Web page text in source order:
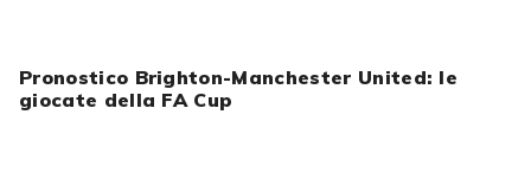
Pronostico Brighton-Manchester United: le
giocate della FA Cup